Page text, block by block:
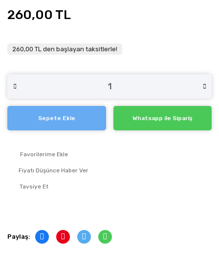
260,00 TL
260,00 TL den başlayan taksitlerle!
Sepete Ekle Whatsapp ile Sipariş
Fiyatı Düşünce Haber Ver
Tavsiye Et
Paylaş: